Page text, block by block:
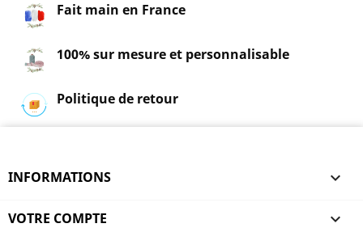
Fait main en France
100% sur mesure et personnalisable
Politique de retour
INFORMATIONS 
VOTRE COMPTE 